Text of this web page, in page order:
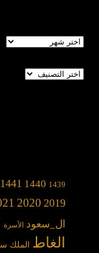
الأرشيف
تصنيفات
1439
1440
1441
2019
2020
ال_سعود الأسرة
الغاط الملك